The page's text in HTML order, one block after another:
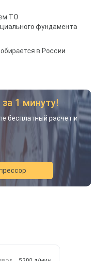
ТО
фундамента
в России.
за 1 минуту!
бесплатный расчет и